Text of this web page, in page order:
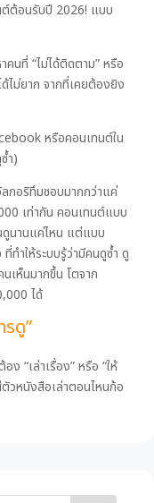
ต้อนรับปี 2026! แบบ
นที่ “ไม่ได้ติดตาม” หรือ
ไม่ยาก จากที่เคยต้องยิง
หรือคอนเทนต์ใน
ำ)
กอริทึมชอบมากกว่าแค่
เท่ากัน คอนเทนต์แบบ
ดูนานแค่ไหน แต่แบบ
ำให้ระบบรู้ว่ามีคนดูซ้ำ ดู
เห็นมากขึ้น โตจาก
ได้
ดู”
ง “เล่าเรื่อง” หรือ “ให้
ตัวหนังสือเล่าตอนไหนก้อ